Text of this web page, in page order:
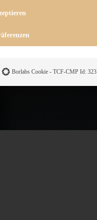
Borlabs Cookie - TCF-CMP Id: 323